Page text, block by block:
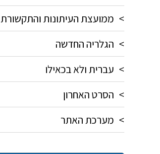
> ממועצת העיתונות והתקשורת
> הגלריה החדשה
> עברית ולא בכאילו
> הסרט האחרון
> מערכת האתר